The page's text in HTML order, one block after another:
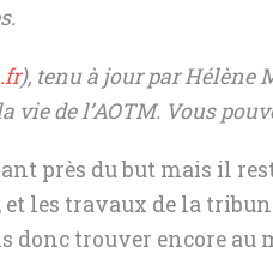
), tenu à jour par Hélène
vie de l’AOTM. Vous
près du but mais il
les travaux de la
donc trouver encore au